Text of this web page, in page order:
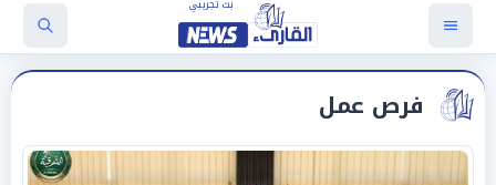
فرص عمل